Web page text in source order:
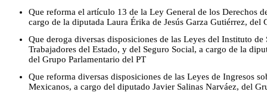
Que reforma el artículo 13 de la Ley General de los Derechos
cargo de la diputada Laura Érika de Jesús Garza Gutiérrez, del
Que deroga diversas disposiciones de las Leyes del Instituto
Trabajadores del Estado, y del Seguro Social, a cargo de la
del Grupo Parlamentario del PT
Que reforma diversas disposiciones de las Leyes de Ingresos
Mexicanos, a cargo del diputado Javier Salinas Narváez, del